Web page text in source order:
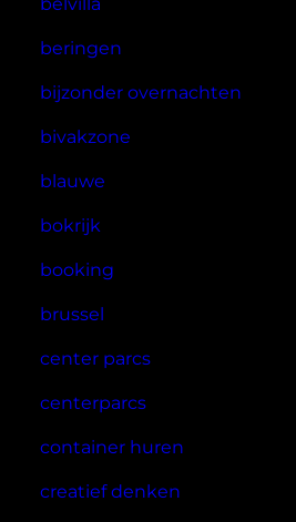
beringen
bijzonder overnachten
bivakzone
blauwe
bokrijk
booking
brussel
center parcs
centerparcs
container huren
creatief denken